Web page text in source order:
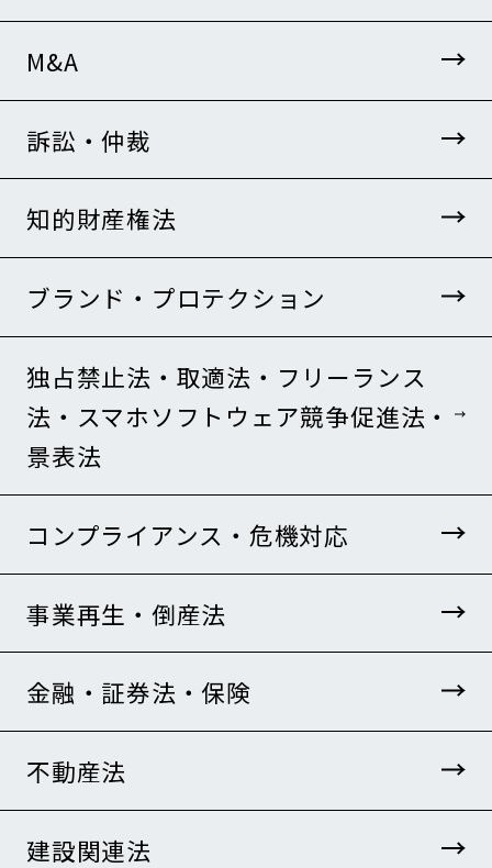
M&A
訴訟・仲裁
知的財産権法
ブランド・プロテクション
独占禁止法・取適法・フリーランス
法・スマホソフトウェア競争促進法・
景表法
コンプライアンス・危機対応
事業再生・倒産法
金融・証券法・保険
不動産法
建設関連法